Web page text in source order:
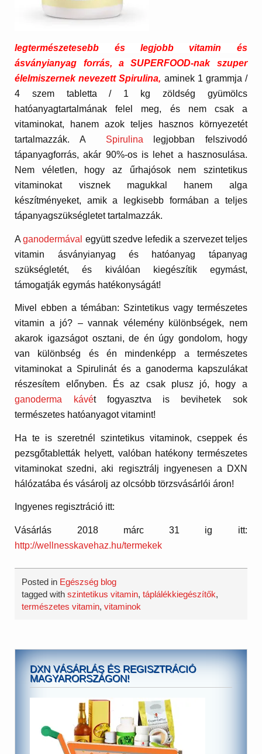
legtermészetesebb és legjobb vitamin és
ásványianyag forrás, a SUPERFOOD-nak szuper
élelmiszernek nevezett Spirulina, aminek 1 grammja /
4 szem tabletta / 1 kg zöldség gyümölcs
hatóanyagtartalmának felel meg, és nem csak a
vitaminokat, hanem azok teljes hasznos környezetét
tartalmazzák. A Spirulina legjobban felszivodó
tápanyagforrás, akár 90%-os is lehet a hasznosulása.
Nem véletlen, hogy az űrhajósok nem szintetikus
vitaminokat visznek magukkal hanem alga
készítményeket, amik a legkisebb formában a teljes
tápanyagszükségletet tartalmazzák.
Aganodermával együtt szedve lefedik a szervezet teljes
vitamin ásványianyag és hatóanyag tápanyag
szükségletét, és kiválóan kiegészítik egymást,
támogatják egymás hatékonyságát!
Mivel ebben a témában: Szintetikus vagy természetes
vitamin a jó? – vannak vélemény különbségek, nem
akarok igazságot osztani, de én úgy gondolom, hogy
van különbség és én mindenképp a természetes
vitaminokat a Spirulinát és a ganoderma kapszulákat
részesítem előnyben. És az csak plusz jó, hogy a
ganoderma kávét fogyasztva is bevihetek sok
természetes hatóanyagot vitamint!
Ha te is szeretnél szintetikus vitaminok, cseppek és
pezsgőtabletták helyett, valóban hatékony természetes
vitaminokat szedni, aki regisztrálj ingyenesen a DXN
hálózatába és vásárolj az olcsóbb törzsvásárlói áron!
Ingyenes regisztráció itt:
Vásárlás 2018 márc 31 ig itt:
http://wellnesskavehaz.hu/termekek
Posted in Egészség blog
tagged withszintetikus vitamin,táplálékkiegészítők,
természetes vitamin,vitaminok
DXN VÁSÁRLÁS ÉS REGISZTRÁCIÓ
MAGYARORSZÁGON!